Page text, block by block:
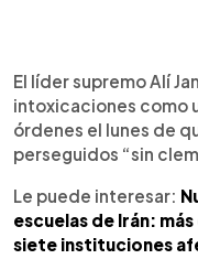
El líder supremo Alí
intoxicaciones como
órdenes el lunes de
perseguidos “sin
Le puede interesar:
escuelas de Irán:
siete instituciones